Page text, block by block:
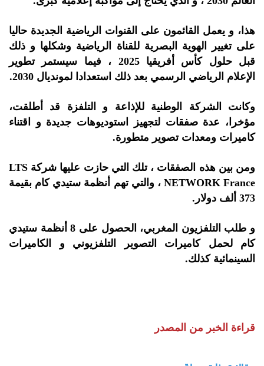
هذا، و يعمل القائمون على القنوات الرياضية الجديدة حاليا
على تغيير الهوية البصرية للقناة الرياضية وشكلها و ذلك
قبل حلول كأس أفريقيا 2025 ، فيما سيستمر تطوير
الإعلام الرياضي الرسمي بعد ذلك استعدادا لمونديال 2030.
وكانت الشركة الوطنية للإذاعة و التلفزة قد أطلقت،
مؤخرا، عدة صفقات لتجهيز استوديوهات جديدة و اقتناء
كاميرات ومعدات تصوير متطورة.
ومن بين هذه الصفقات ، تلك التي حازت عليها شركة LTS
NETWORK France ، والتي تهم أنظمة ستيدي كام بقيمة
373 ألف دولار.
و طلب التلفزيون المغربي، الحصول على 8 أنظمة ستيدي
كام لحمل كاميرات التصوير التلفزيوني و الكاميرات
السينمائية كذلك.
قراءة الخبر من المصدر